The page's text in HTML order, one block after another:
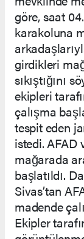
göre, saat
karakoluna
girdikleri
sıkıştığını
ekipleri
çalışma
tespit eden
istedi. AFAD
mağarada
başlatıldı.
Sivas’tan
madende
Ekipler